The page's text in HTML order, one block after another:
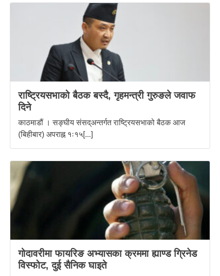
राष्ट्रियसभाको बैठक बस्दै, गृहमन्त्री गुरुङले जवाफ
दिने
काठमाडौं । सङ्घीय संसद्अन्तर्गत राष्ट्रियसभाको बैठक आज
(बिहीबार) अपराह्न १ः१५[...]
गोदावरीमा फायरिङ अभ्यासका क्रममा ह्याण्ड ग्रिनेड
विस्फोट, दुई सैनिक घाइते